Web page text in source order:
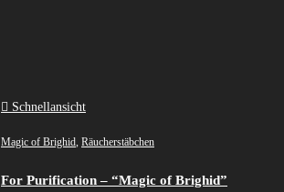
Schnellansicht
Magic of Brighid, Räucherstäbchen
For Purification – “Magic of Brighid”